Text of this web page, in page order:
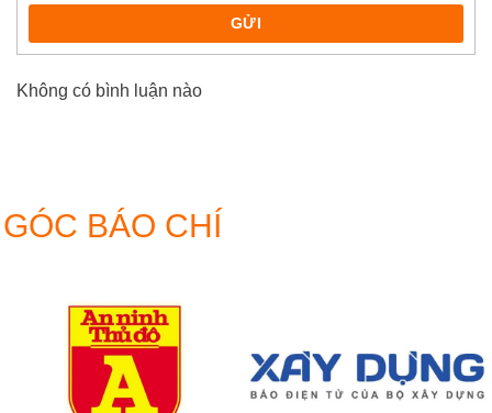
GỬI
Không có bình luận nào
GÓC BÁO CHÍ